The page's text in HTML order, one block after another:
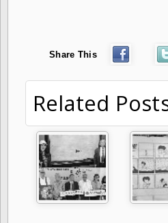
Share This
Related